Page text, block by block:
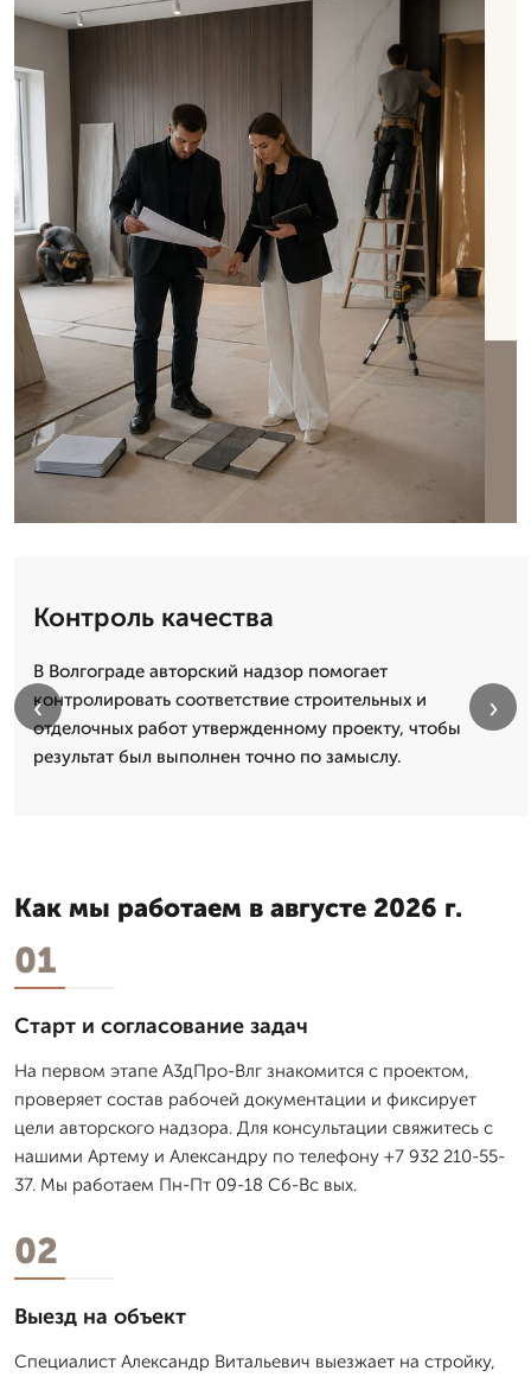
Контроль качества
В Волгограде авторский надзор помогает
контролировать соответствие строительных и
отделочных работ утвержденному проекту, чтобы
результат был выполнен точно по замыслу.
‹ ›
Как мы работаем в августе 2026 г.
01
Старт и согласование задач
На первом этапе А3дПро-Влг знакомится с проектом,
проверяет состав рабочей документации и фиксирует
цели авторского надзора. Для консультации свяжитесь с
нашими Артему и Александру по телефону +7 932 210-55-
37. Мы работаем Пн-Пт 09-18 Сб-Вс вых.
02
Выезд на объект
Специалист Александр Витальевич выезжает на стройку,